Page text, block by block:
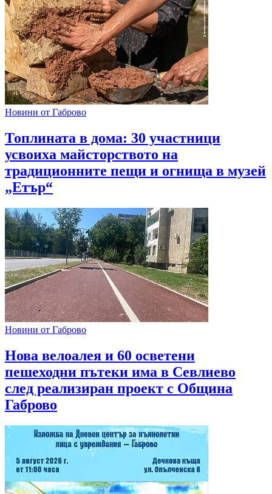
Новини от Габрово
Топлината в дома: 30 участници
усвоиха майсторството на
традиционните пещи и огнища в музей
„Етър“
Новини от Габрово
Нова велоалея и 60 осветени
пешеходни пътеки има в Севлиево
след реализиран проект с Община
Габрово